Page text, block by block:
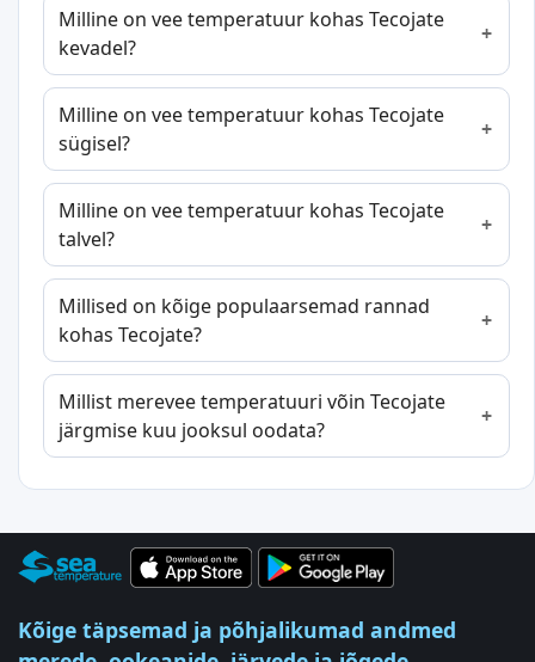
Milline on vee temperatuur kohas Tecojate
kevadel?
Milline on vee temperatuur kohas Tecojate
sügisel?
Milline on vee temperatuur kohas Tecojate
talvel?
Millised on kõige populaarsemad rannad
kohas Tecojate?
Millist merevee temperatuuri võin Tecojate
järgmise kuu jooksul oodata?
Kõige täpsemad ja põhjalikumad andmed